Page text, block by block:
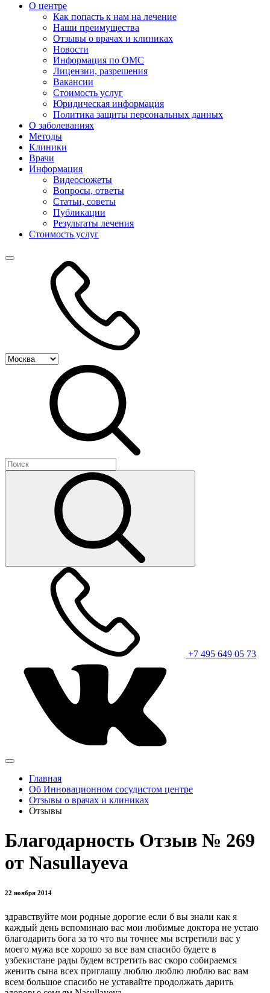
О центре
Как попасть к нам на лечение
Наши преимущества
Отзывы о врачах и клиниках
Новости
Информация по ОМС
Лицензии, разрешения
Вакансии
Стоимость услуг
Юридическая информация
Политика защиты персональных данных
О заболеваниях
Методы
Клиники
Врачи
Информация
Видеосюжеты
Вопросы, ответы
Статьи, советы
Публикации
Результаты лечения
Стоимость услуг
+7 495 649 05 73
Главная
Об Инновационном сосудистом центре
Отзывы о врачах и клиниках
Отзывы
Благодарность Отзыв № 269
от Nasullayeva
22 ноября 2014
здравствуйте мои родные дорогие если б вы знали как я
каждый день вспоминаю вас мои любимые доктора не устаю
благодарить бога за то что вы точнее мы встретили вас у
моего мужа все хорошо за все вам спасибо будете в
узбекистане рады будем встретить вас скоро собираемся
женить сына всех приглашу люблю люблю люблю вас вам
всем большое спасибо не уставайте продолжать дарить